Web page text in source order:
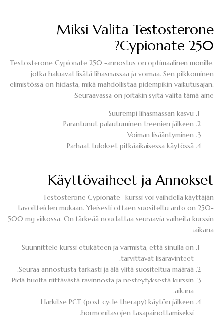
Miksi Valita Testosterone
Cypionate 250?
Testosterone Cypionate 250 -annostus on optimaalinen monille,
jotka haluavat lisätä lihasmassaa ja voimaa. Sen pilkkominen
elimistössä on hidasta, mikä mahdollistaa pidempikin vaikutusajan.
Seuraavassa on joitakin syitä valita tämä aine:
Suurempi lihasmassan kasvu
Parantunut palautuminen treenien jälkeen
Voiman lisääntyminen
Parhaat tulokset pitkäaikaisessa käytössä
Käyttövaiheet ja Annokset
Testosterone Cypionate -kurssi voi vaihdella käyttäjän
tavoitteiden mukaan. Yleisesti ottaen suositeltu anto on 250-
500 mg viikossa. On tärkeää noudattaa seuraavia vaiheita kurssin
aikana:
Suunnittele kurssi etukäteen ja varmista, että sinulla on
tarvittavat lisäravinteet.
Seuraa annostusta tarkasti ja älä ylitä suositeltua määrää.
Pidä huolta riittävästä ravinnosta ja nesteytyksestä kurssin
aikana.
Harkitse PCT (post cycle therapy) käytön jälkeen
hormonitasojen tasapainottamiseksi.